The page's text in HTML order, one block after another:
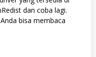
dan coba lagi.
bisa membaca